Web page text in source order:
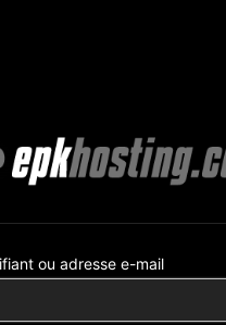
ou adresse e-mail